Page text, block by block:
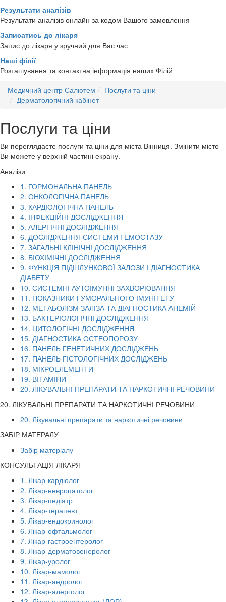
Результати аналiзiв
Результати аналізів онлайн за кодом Вашого замовлення
Записатись до лікаря
Запис до лікаря у зручний для Вас час
Наші філії
Розташування та контактна інформація наших Філій
Медичний центр Салютем
Послуги та ціни
Дерматологічний кабінет
Послуги та ціни
Ви переглядаєте послуги та ціни для міста Вінниця. Змінити місто
Ви можете у верхній частині екрану.
Аналізи
1. ГОРМОНАЛЬНА ПАНЕЛЬ
2. ОНКОЛОГІЧНА ПАНЕЛЬ
3. КАРДІОЛОГІЧНА ПАНЕЛЬ
4. ІНФЕКЦІЙНІ ДОСЛІДЖЕННЯ
5. АЛЕРГІЧНІ ДОСЛІДЖЕННЯ
6. ДОСЛІДЖЕННЯ СИСТЕМИ ГЕМОСТАЗУ
7. ЗАГАЛЬНІ КЛІНІЧНІ ДОСЛІДЖЕННЯ
8. БІОХІМІЧНІ ДОСЛІДЖЕННЯ
9. ФУНКЦІЯ ПІДШЛУНКОВОЇ ЗАЛОЗИ І ДІАГНОСТИКА
ДІАБЕТУ
10. СИСТЕМНІ АУТОІМУННІ ЗАХВОРЮВАННЯ
11. ПОКАЗНИКИ ГУМОРАЛЬНОГО ІМУНІТЕТУ
12. МЕТАБОЛІЗМ ЗАЛІЗА ТА ДІАГНОСТИКА АНЕМІЙ
13. БАКТЕРІОЛОГІЧНІ ДОСЛІДЖЕННЯ
14. ЦИТОЛОГІЧНІ ДОСЛІДЖЕННЯ
15. ДІАГНОСТИКА ОСТЕОПОРОЗУ
16. ПАНЕЛЬ ГЕНЕТИЧНИХ ДОСЛІДЖЕНЬ
17. ПАНЕЛЬ ГІСТОЛОГІЧНИХ ДОСЛІДЖЕНЬ
18. МІКРОЕЛЕМЕНТИ
19. ВІТАМІНИ
20. ЛІКУВАЛЬНІ ПРЕПАРАТИ ТА НАРКОТИЧНІ РЕЧОВИНИ
20. ЛІКУВАЛЬНІ ПРЕПАРАТИ ТА НАРКОТИЧНІ РЕЧОВИНИ
20. Лікувальні препарати та наркотичні речовини
ЗАБІР МАТЕРАЛУ
Забір матеріалу
КОНСУЛЬТАЦІЯ ЛІКАРЯ
1. Лікар-кардіолог
2. Лікар-невропатолог
3. Лікар-педіатр
4. Лікар-терапевт
5. Лікар-ендокринолог
6. Лікар-офтальмолог
7. Лікар-гастроентеролог
8. Лікар-дерматовенеролог
9. Лікар-уролог
10. Лікар-мамолог
11. Лікар-андролог
12. Лікар-алерголог